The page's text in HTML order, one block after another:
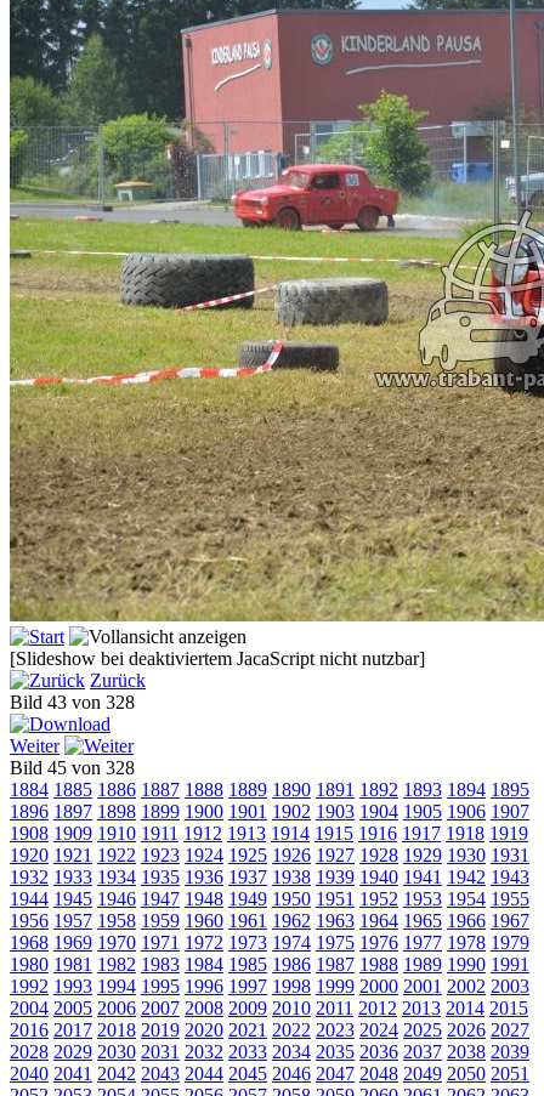
[Slideshow bei deaktiviertem JacaScript nicht nutzbar]
Zurück
Bild 43 von 328
Weiter
Bild 45 von 328
1884 1885 1886 1887 1888 1889 1890 1891 1892 1893 1894 1895
1896 1897 1898 1899 1900 1901 1902 1903 1904 1905 1906 1907
1908 1909 1910 1911 1912 1913 1914 1915 1916 1917 1918 1919
1920 1921 1922 1923 1924 1925 1926 1927 1928 1929 1930 1931
1932 1933 1934 1935 1936 1937 1938 1939 1940 1941 1942 1943
1944 1945 1946 1947 1948 1949 1950 1951 1952 1953 1954 1955
1956 1957 1958 1959 1960 1961 1962 1963 1964 1965 1966 1967
1968 1969 1970 1971 1972 1973 1974 1975 1976 1977 1978 1979
1980 1981 1982 1983 1984 1985 1986 1987 1988 1989 1990 1991
1992 1993 1994 1995 1996 1997 1998 1999 2000 2001 2002 2003
2004 2005 2006 2007 2008 2009 2010 2011 2012 2013 2014 2015
2016 2017 2018 2019 2020 2021 2022 2023 2024 2025 2026 2027
2028 2029 2030 2031 2032 2033 2034 2035 2036 2037 2038 2039
2040 2041 2042 2043 2044 2045 2046 2047 2048 2049 2050 2051